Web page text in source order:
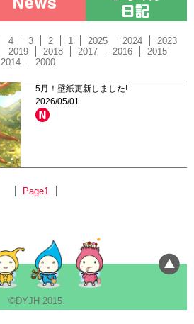
4 3 2 1 2025 2024
2023
2019 2018 2017 2016
2015
2014
2000
5月！壁紙更新しました!
2026/05/01
Page1
©DYJH 2015